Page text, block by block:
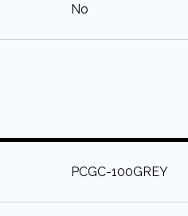
:No
:PCGC-100GREY